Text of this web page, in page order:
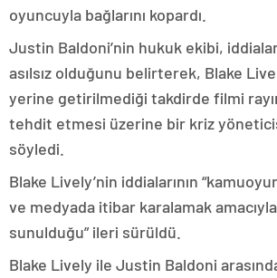
oyuncuyla bağlarını kopardı.
Justin Baldoni’nin hukuk ekibi,
asılsız olduğunu belirterek, Blake
yerine getirilmediği takdirde filmi
tehdit etmesi üzerine bir kriz
söyledi.
Blake Lively’nin iddialarının
ve medyada itibar karalamak amacıyla
sunulduğu” ileri sürüldü.
Blake Lively ile Justin Baldoni